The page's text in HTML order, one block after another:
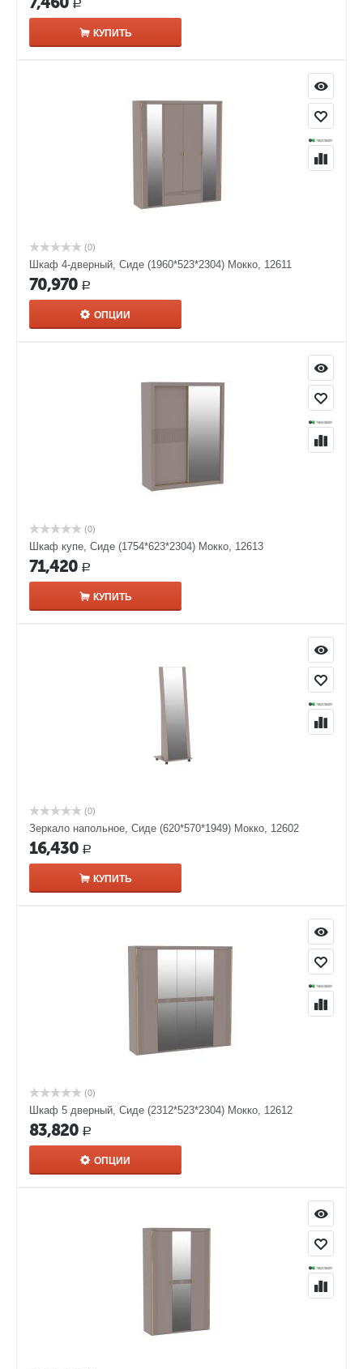
Р
КУПИТЬ
(0)
Шкаф 4-дверный, Сиде (1960*523*2304) Мокко, 12611
70,970 Р
ОПЦИИ
(0)
Шкаф купе, Сиде (1754*623*2304) Мокко, 12613
71,420 Р
КУПИТЬ
(0)
Зеркало напольное, Сиде (620*570*1949) Мокко, 12602
16,430 Р
КУПИТЬ
(0)
Шкаф 5 дверный, Сиде (2312*523*2304) Мокко, 12612
83,820 Р
ОПЦИИ